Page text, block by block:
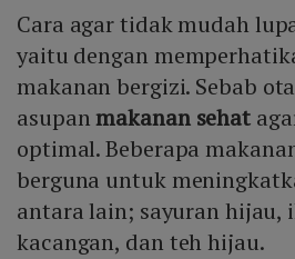
Cara agar tidak mudah
yaitu dengan
makanan bergizi. Sebab
asupanmakanan sehat
optimal. Beberapa
berguna untuk
antara lain; sayuran hijau,
kacangan, dan teh hijau.